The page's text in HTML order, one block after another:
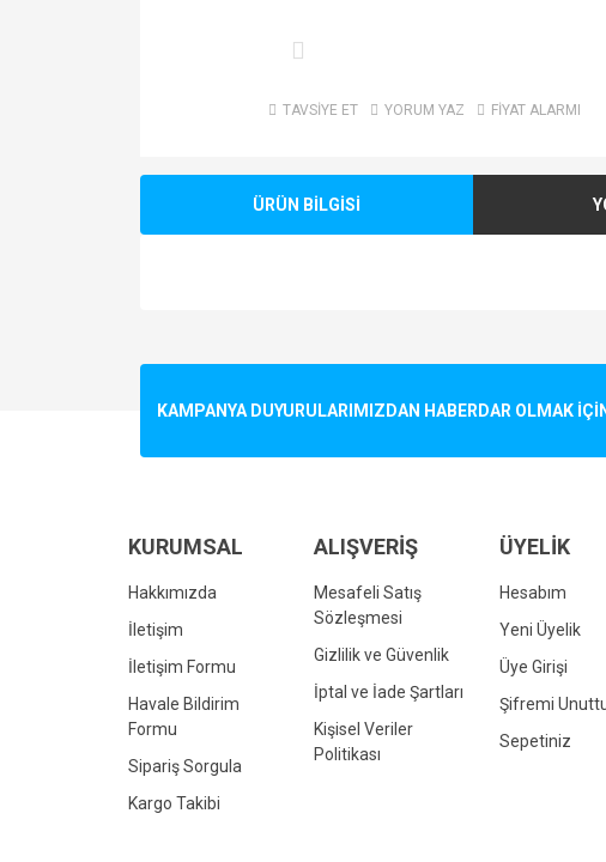
TAVSİYE ET YORUM YAZ FİYAT ALARMI
ÜRÜN BİLGİSİ
Ürün resmi kalitesiz, bozuk veya görüntülenemiyor.
Bu ürüne benzer farklı alternatifler olmalı.
KAMPANYA DUYURULARIMIZDAN HABERDAR OLMAK
KURUMSAL
Hakkımızda
İletişim
İletişim Formu
Havale Bildirim
Formu
Sipariş Sorgula
Kargo Takibi
ALIŞVERİŞ
Mesafeli Satış
Sözleşmesi
Gizlilik ve Güvenlik
İptal ve İade Şartları
Kişisel Veriler
Politikası
ÜYELİK
Hesabım
Yeni Üyelik
Üye Girişi
Şifremi
Sepetiniz